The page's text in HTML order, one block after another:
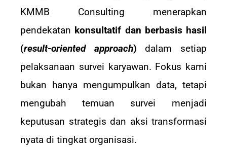
KMMB Consulting menerapkan
pendekatan konsultatif dan berbasis hasil
(result-oriented approach) dalam setiap
pelaksanaan survei karyawan. Fokus kami
bukan hanya mengumpulkan data, tetapi
mengubah temuan survei menjadi
keputusan strategis dan aksi transformasi
nyata di tingkat organisasi.